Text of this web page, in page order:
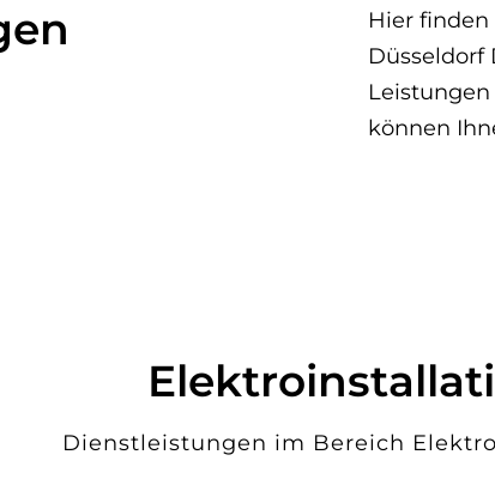
Hier
Düsseldorf
können
Dienstleistungen im Bereich